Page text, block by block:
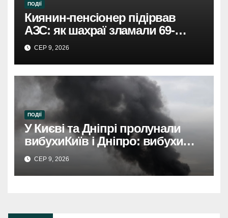
ПОДІЇ
Киянин-пенсіонер підірвав
АЗС: як шахраї зламали 69-
річного чоловіка.
СЕР 9, 2026
ПОДІЇ
У Києві та Дніпрі пролунали
вибухиКиїв і Дніпро: вибухи
розбудили міста.
СЕР 9, 2026